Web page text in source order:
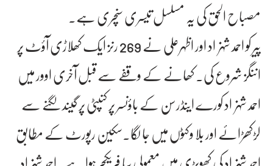
مصباح الحق کی یہ مسلسل تیسری سنچری ہے۔
پیر کو احمد شہزاد اور اظہرعلی نے 269 رنز ایک کھلاڑی آؤٹ پر
اننگز شروع کی۔ کھانے کے وقفے سے قبل آخری اوور میں
احمد شہزاد کورے اینڈرسن کے باؤنسر پر کنپٹی پر گیند لگنے سے
لڑکھڑائے اور بلا وکٹوں میں جا لگا۔سکین رپورٹ کے مطابق